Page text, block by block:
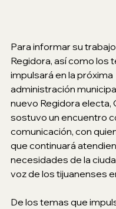
Para informar su
Regidora, así como los
impulsará en la próxima
administración
nuevo Regidora electa,
sostuvo un encuentro
comunicación, con
que continuará
necesidades de la
voz de los tijuanenses
De los temas que